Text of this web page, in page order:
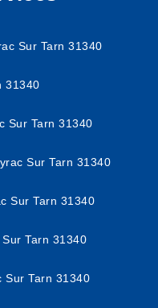
Sur Tarn 31340
31340
Sur Tarn 31340
Sur Tarn 31340
Sur Tarn 31340
Tarn 31340
Sur Tarn 31340